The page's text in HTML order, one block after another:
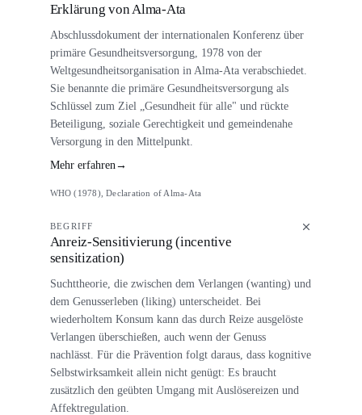
Erklärung von Alma-Ata
Abschlussdokument der internationalen Konferenz über
primäre Gesundheitsversorgung, 1978 von der
Weltgesundheitsorganisation in Alma-Ata verabschiedet.
Sie benannte die primäre Gesundheitsversorgung als
Schlüssel zum Ziel „Gesundheit für alle" und rückte
Beteiligung, soziale Gerechtigkeit und gemeindenahe
Versorgung in den Mittelpunkt.
Mehr erfahren →
WHO (1978), Declaration of Alma-Ata
BEGRIFF
Anreiz-Sensitivierung (incentive
sensitization)
Suchttheorie, die zwischen dem Verlangen (wanting) und
dem Genusserleben (liking) unterscheidet. Bei
wiederholtem Konsum kann das durch Reize ausgelöste
Verlangen überschießen, auch wenn der Genuss
nachlässt. Für die Prävention folgt daraus, dass kognitive
Selbstwirksamkeit allein nicht genügt: Es braucht
zusätzlich den geübten Umgang mit Auslösereizen und
Affektregulation.